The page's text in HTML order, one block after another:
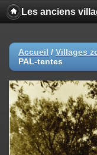
Les anciens
Accueil / Villages
PAL-tentes